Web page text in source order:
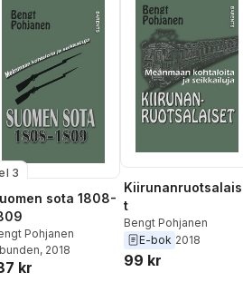
3
sota 1808-
Pohjanen
, 2018
kr
t
Bengt Pohjanen
E-bok 2018
99 kr